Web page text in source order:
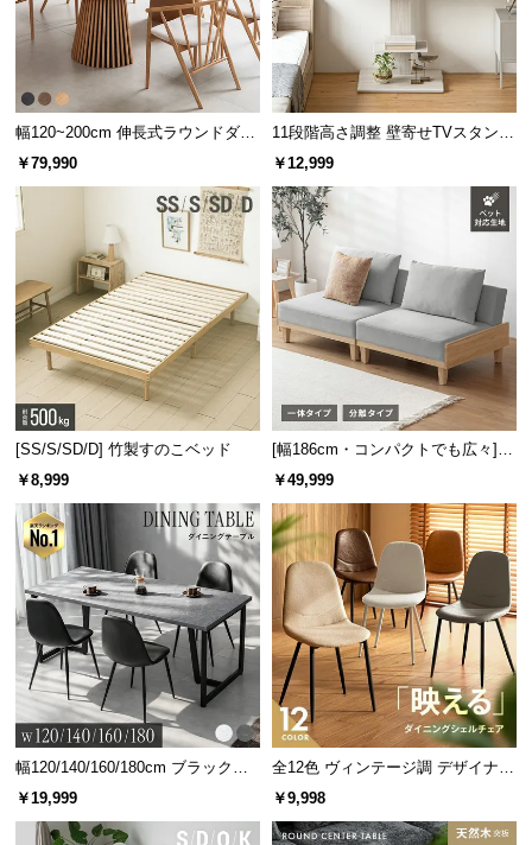
品・
キ
ン
セ
ル
保
証
に
つ
い
て
会
員
規
約
つ
い
て
お
幅120~200cm 伸長式ラウンドダイ
ニングテーブル 6人掛け 天然木突
板 美しい格子デザイン
￥79,990
11段階高さ調整 壁寄せTVスタンド
キャスター付き 上下左右角度調節
￥12,999
[SS/S/SD/D] 竹製すのこベッド
￥8,999
[幅186cm・コンパクトでも広々] 3
人掛けソファベッド リクライニン
￥49,999
幅120/140/160/180cm ブラックフ
レーム ダイニング 大理石調 4人掛
￥19,999
全12色 ヴィンテージ調 デザイナー
ズシェルチェア
￥9,998